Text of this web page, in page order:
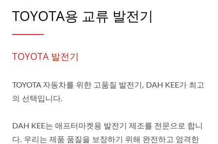
TOYOTA용 교류 발전기
TOYOTA 발전기
TOYOTA 자동차를 위한 고품질 발전기, DAH KEE가 최고
의 선택입니다.
DAH KEE는 애프터마켓용 발전기 제조를 전문으로 합니
다. 우리는 제품 품질을 보장하기 위해 완전하고 엄격한